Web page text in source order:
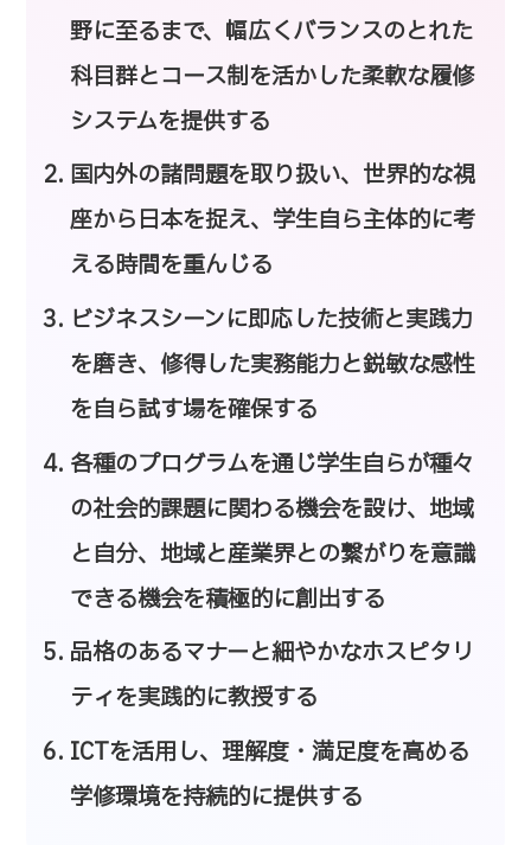
野に至るまで、幅広くバランスのとれた
科目群とコース制を活かした柔軟な履修
システムを提供する
国内外の諸問題を取り扱い、世界的な視
座から日本を捉え、学生自ら主体的に考
える時間を重んじる
ビジネスシーンに即応した技術と実践力
を磨き、修得した実務能力と鋭敏な感性
を自ら試す場を確保する
各種のプログラムを通じ学生自らが種々
の社会的課題に関わる機会を設け、地域
と自分、地域と産業界との繋がりを意識
できる機会を積極的に創出する
品格のあるマナーと細やかなホスピタリ
ティを実践的に教授する
ICTを活用し、理解度・満足度を高める
学修環境を持続的に提供する